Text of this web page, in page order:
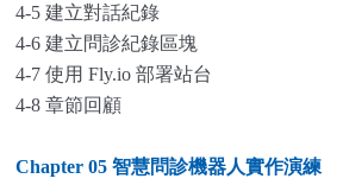
4-5 建立對話紀錄
4-6 建立問診紀錄區塊
4-7 使用 Fly.io 部署站台
4-8 章節回顧
Chapter 05 智慧問診機器人實作演練